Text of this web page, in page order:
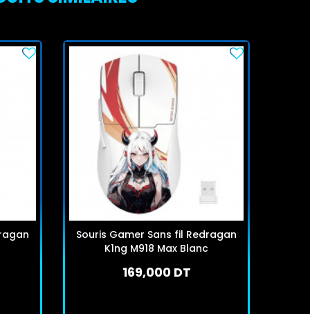
Souris Gamer Sans fil Redragan
K1ng M918 Max Blanc
169,000 DT